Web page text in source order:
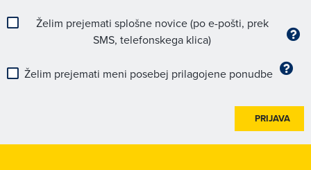
Želim prejemati splošne novice (po e-pošti, prek
SMS, telefonskega klica)
Želim prejemati meni posebej prilagojene ponudbe
PRIJAVA